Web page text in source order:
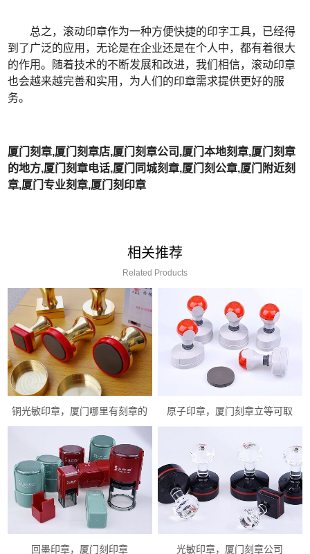
总之，滚动印章作为一种方便快捷的印字工具，已经得
到了广泛的应用，无论是在企业还是在个人中，都有着很大
的作用。随着技术的不断发展和改进，我们相信，滚动印章
也会越来越完善和实用，为人们的印章需求提供更好的服
务。
厦门刻章,厦门刻章店,厦门刻章公司,厦门本地刻章,厦门刻章
的地方,厦门刻章电话,厦门同城刻章,厦门刻公章,厦门附近刻
章,厦门专业刻章,厦门刻印章
相关推荐
Related Products
铜光敏印章，厦门哪里有刻章的 原子印章，厦门刻章立等可取
回墨印章，厦门刻印章 光敏印章，厦门刻章公司